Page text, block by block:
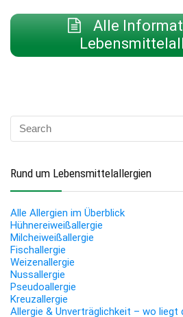
Alle
Rund um Lebensmittelallergien
Alle Allergien im Überblick
Hühnereiweißallergie
Milcheiweißallergie
Fischallergie
Weizenallergie
Nussallergie
Pseudoallergie
Kreuzallergie
Allergie & Unverträglichkeit – wo liegt